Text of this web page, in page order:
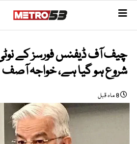
چیف آف ڈیفنس فورسز کے
شروع ہو گیا ہے، خواجہ آصف
8 ماہ قبل